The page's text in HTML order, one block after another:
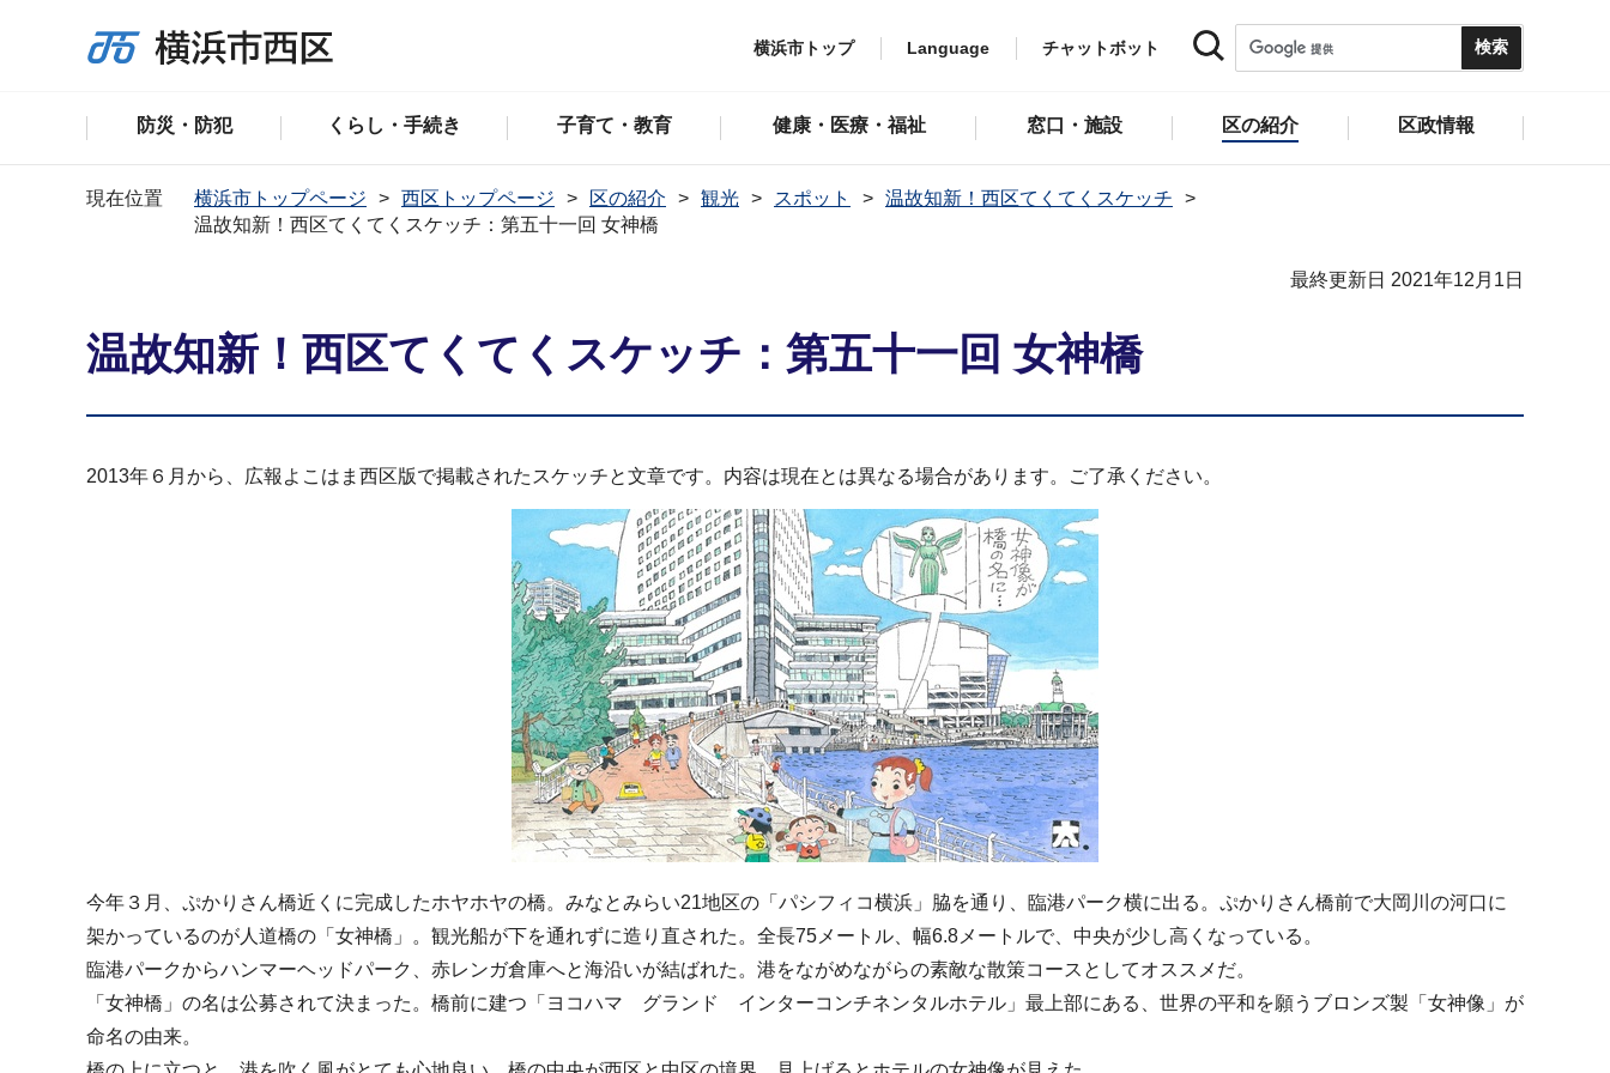
横浜市トップ Language チャットボット
防災・防犯 くらし・手続き 子育て・教育 健康・医療・福祉 窓口・施設 区の紹介 区政情報
現在位置 横浜市トップページ 西区トップページ 区の紹介 観光 スポット
温故知新！西区てくてくスケッチ
温故知新！西区てくてくスケッチ：第五十一回 女神橋
最終更新日 2021年12月1日
温故知新！西区てくてくスケッチ：第五十一回 女神橋
2013年６月から、広報よこはま西区版で掲載されたスケッチと文章です。内容は現在とは異なる場合があります。ご了承ください。
今年３月、ぷかりさん橋近くに完成したホヤホヤの橋。みなとみらい21地区の「パシフィコ横浜」脇を通り、臨港パーク横に出る。ぷかりさん橋前で大岡川の河口に
架かっているのが人道橋の「女神橋」。観光船が下を通れずに造り直された。全長75メートル、幅6.8メートルで、中央が少し高くなっている。
臨港パークからハンマーヘッドパーク、赤レンガ倉庫へと海沿いが結ばれた。港をながめながらの素敵な散策コースとしてオススメだ。
「女神橋」の名は公募されて決まった。橋前に建つ「ヨコハマ グランド インターコンチネンタルホテル」最上部にある、世界の平和を願うブロンズ製「女神像」が
命名の由来。